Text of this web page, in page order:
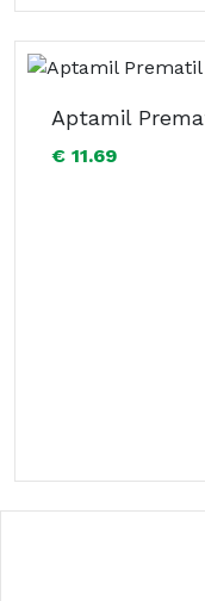
€ 11.69